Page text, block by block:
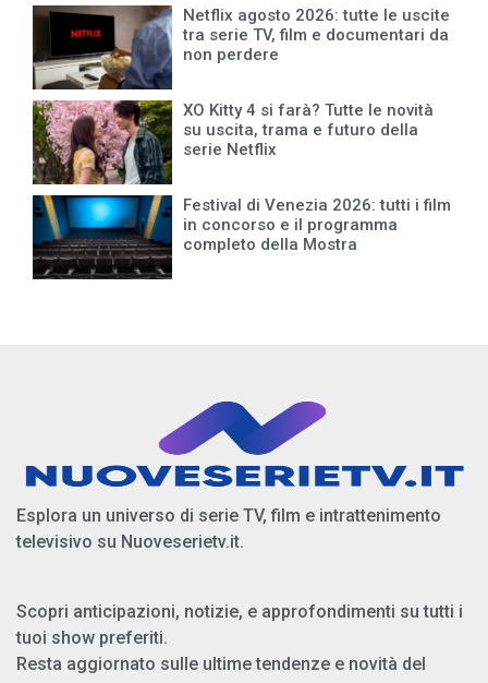
Netflix agosto 2026: tutte le uscite
tra serie TV, film e documentari da
non perdere
XO Kitty 4 si farà? Tutte le novità
su uscita, trama e futuro della
serie Netflix
Festival di Venezia 2026: tutti i film
in concorso e il programma
completo della Mostra
Esplora un universo di serie TV, film e intrattenimento
televisivo su Nuoveserietv.it.
Scopri anticipazioni, notizie, e approfondimenti su tutti i
tuoi show preferiti.
Resta aggiornato sulle ultime tendenze e novità del